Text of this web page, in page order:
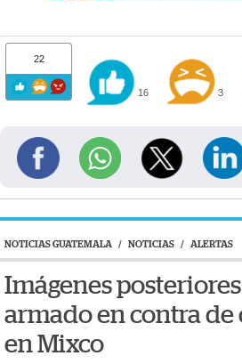
22
16 3
NOTICIAS GUATEMALA / NOTICIAS / ALERTAS
Imágenes
armado en contra
en Mixco